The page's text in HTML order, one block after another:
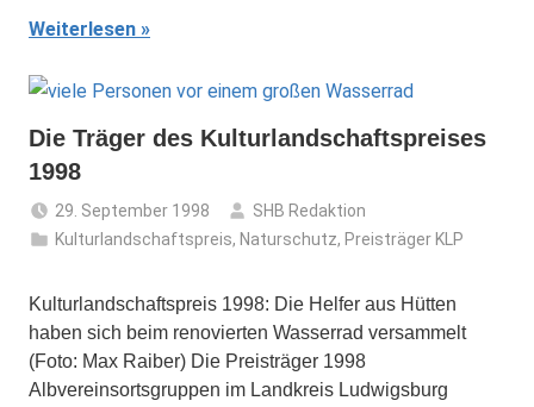
Weiterlesen
Die Träger des Kulturlandschaftspreises
1998
29. September 1998
SHB Redaktion
Kulturlandschaftspreis, Naturschutz, Preisträger KLP
Kulturlandschaftspreis 1998: Die Helfer aus Hütten
haben sich beim renovierten Wasserrad versammelt
(Foto: Max Raiber) Die Preisträger 1998
Albvereinsortsgruppen im Landkreis Ludwigsburg